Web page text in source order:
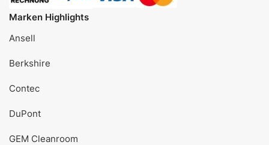
Marken Highlights
Ansell
Berkshire
Contec
DuPont
GEM Cleanroom